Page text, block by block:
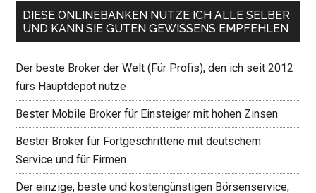
DIESE ONLINEBANKEN NUTZE ICH ALLE SELBER
UND KANN SIE GUTEN GEWISSENS EMPFEHLEN
Der beste Broker der Welt (Für Profis), den ich seit 2012
fürs Hauptdepot nutze
Bester Mobile Broker für Einsteiger mit hohen Zinsen
Bester Broker für Fortgeschrittene mit deutschem
Service und für Firmen
Der einzige, beste und kostengünstigen Börsenservice,